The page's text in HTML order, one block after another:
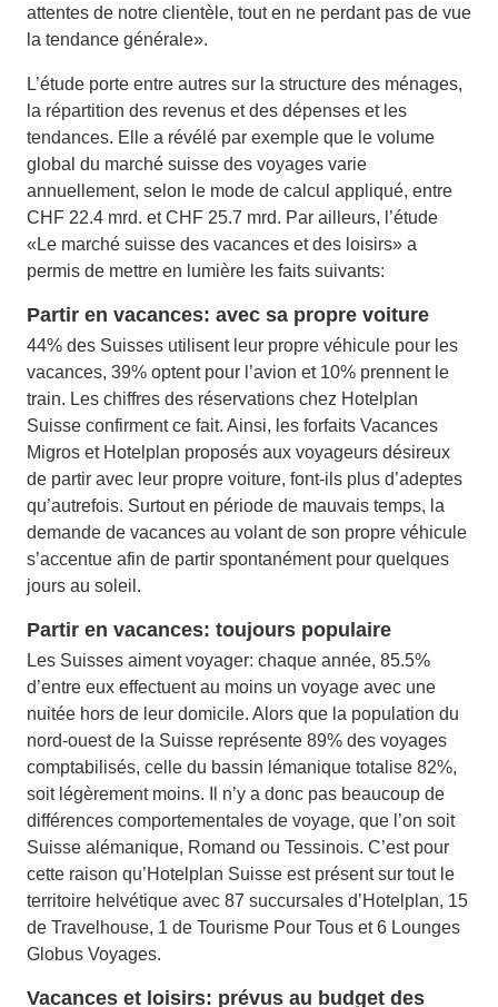
attentes de notre clientèle, tout en ne perdant pas de vue
la tendance générale».
L’étude porte entre autres sur la structure des ménages,
la répartition des revenus et des dépenses et les
tendances. Elle a révélé par exemple que le volume
global du marché suisse des voyages varie
annuellement, selon le mode de calcul appliqué, entre
CHF 22.4 mrd. et CHF 25.7 mrd. Par ailleurs, l’étude
«Le marché suisse des vacances et des loisirs» a
permis de mettre en lumière les faits suivants:
Partir en vacances: avec sa propre voiture
44% des Suisses utilisent leur propre véhicule pour les
vacances, 39% optent pour l’avion et 10% prennent le
train. Les chiffres des réservations chez Hotelplan
Suisse confirment ce fait. Ainsi, les forfaits Vacances
Migros et Hotelplan proposés aux voyageurs désireux
de partir avec leur propre voiture, font-ils plus d’adeptes
qu’autrefois. Surtout en période de mauvais temps, la
demande de vacances au volant de son propre véhicule
s’accentue afin de partir spontanément pour quelques
jours au soleil.
Partir en vacances: toujours populaire
Les Suisses aiment voyager: chaque année, 85.5%
d’entre eux effectuent au moins un voyage avec une
nuitée hors de leur domicile. Alors que la population du
nord-ouest de la Suisse représente 89% des voyages
comptabilisés, celle du bassin lémanique totalise 82%,
soit légèrement moins. Il n’y a donc pas beaucoup de
différences comportementales de voyage, que l’on soit
Suisse alémanique, Romand ou Tessinois. C’est pour
cette raison qu’Hotelplan Suisse est présent sur tout le
territoire helvétique avec 87 succursales d’Hotelplan, 15
de Travelhouse, 1 de Tourisme Pour Tous et 6 Lounges
Globus Voyages.
Vacances et loisirs: prévus au budget des